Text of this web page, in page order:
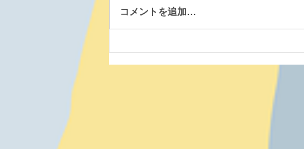
森町道場 260807
コメントを追加…